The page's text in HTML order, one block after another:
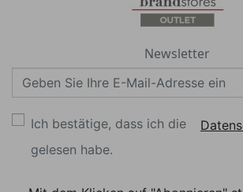
Newsletter
Ich bestätige, dass ich die
gelesen habe.